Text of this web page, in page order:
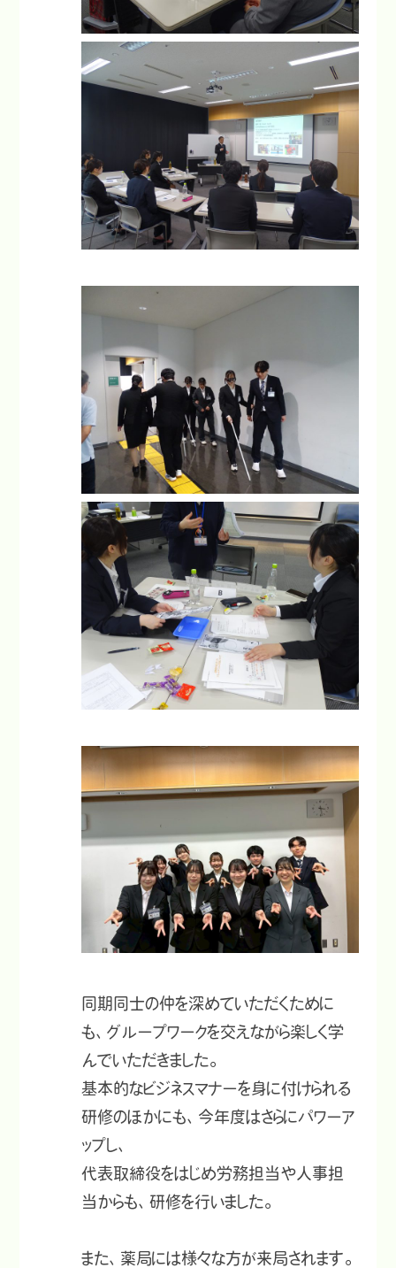
同期同士の仲を深めていただくために
も、グループワークを交えながら楽しく学
んでいただきました。
基本的なビジネスマナーを身に付けられる
研修のほかにも、今年度はさらにパワーア
ップし、
代表取締役をはじめ労務担当や人事担
当からも、研修を行いました。
また、薬局には様々な方が来局されます。